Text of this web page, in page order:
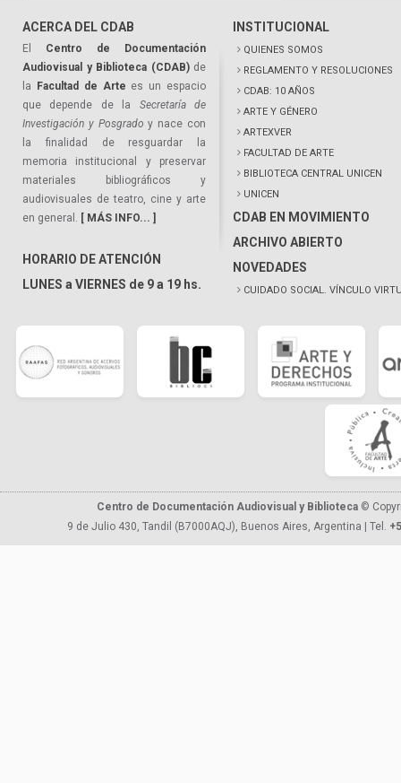
ACERCA DEL CDAB
El Centro de Documentación
Audiovisual y Biblioteca (CDAB)de
la
Facultad de Arte es un espacio
que depende de la Secretaría de
Investigación y Posgrado y nace con
la finalidad de resguardar la
memoria institucional y preservar
materiales bibliográficos y
audiovisuales de teatro, cine y arte
en general. [ MÁS INFO... ]
HORARIO DE ATENCIÓN
LUNES a VIERNES de 9 a 19 hs.
INSTITUCIONAL
QUIENES SOMOS
REGLAMENTO Y RESOLUCIONES
CDAB: 10 AÑOS
ARTE Y GÉNERO
ARTEXVER
FACULTAD DE ARTE
BIBLIOTECA CENTRAL UNICEN
UNICEN
CDAB EN MOVIMIENTO
ARCHIVO ABIERTO
NOVEDADES
CUIDADO SOCIAL. VÍNCULO
Centro de Documentación Audiovisual y Biblioteca ©
9 de Julio 430, Tandil (B7000AQJ), Buenos Aires, Argentina | Tel.